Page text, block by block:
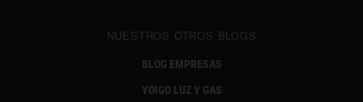
NUESTROS OTROS BLOGS
BLOG EMPRESAS
YOIGO LUZ Y GAS